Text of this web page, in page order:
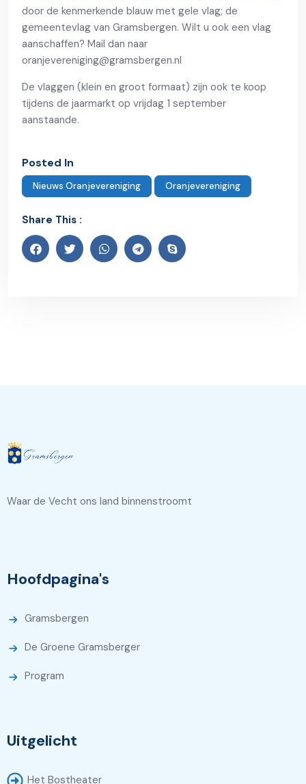
door de kenmerkende blauw met gele vlag; de
gemeentevlag van Gramsbergen. Wilt u ook een vlag
aanschaffen? Mail dan naar
oranjevereniging@gramsbergen.nl
De vlaggen (klein en groot formaat) zijn ook te koop
tijdens de jaarmarkt op vrijdag 1 september
aanstaande.
Posted In
Nieuws Oranjevereniging Oranjevereniging
Share This :
Waar de Vecht ons land binnenstroomt
Hoofdpagina's
Gramsbergen
De Groene Gramsberger
Program
Uitgelicht
Het Bostheater